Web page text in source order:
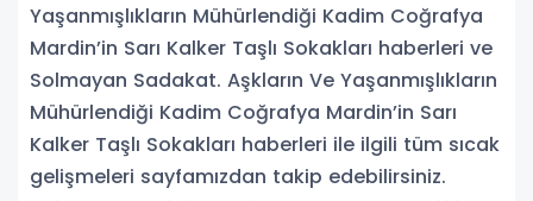
Yaşanmışlıkların Mühürlendiği Kadim Coğrafya
Mardin’in Sarı Kalker Taşlı Sokakları haberleri ve
Solmayan Sadakat. Aşkların Ve Yaşanmışlıkların
Mühürlendiği Kadim Coğrafya Mardin’in Sarı
Kalker Taşlı Sokakları haberleri ile ilgili tüm sıcak
gelişmeleri sayfamızdan takip edebilirsiniz.